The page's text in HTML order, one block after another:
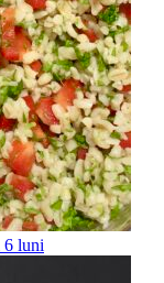
6 luni